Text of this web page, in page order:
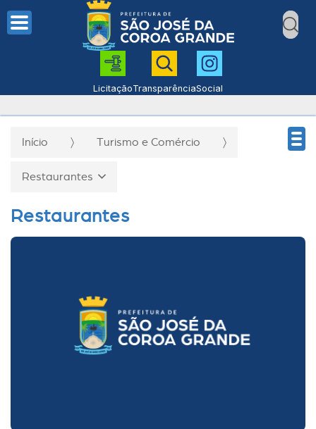
LicitaçãoTransparênciaSocial
Início Turismo e Comércio
Restaurantes
Restaurantes